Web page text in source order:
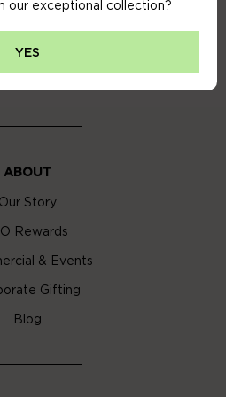
our exceptional collection?
YESPolicy
ABOUT
Our Story
Rewards
& Events
Gifting
Blog